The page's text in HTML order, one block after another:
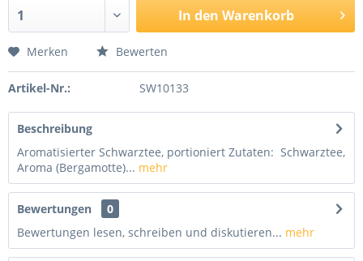
In den Warenkorb
Merken Bewerten
Artikel-Nr.: SW10133
Beschreibung
Aromatisierter Schwarztee, portioniert Zutaten: Schwarztee,
Aroma (Bergamotte)... mehr
Bewertungen
0
Bewertungen lesen, schreiben und diskutieren... mehr